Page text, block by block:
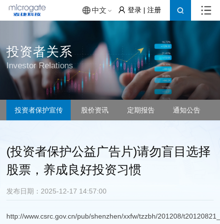
中文 登录| 注册
投资者关系
Investor Relations
投资者保护宣传 股价资讯 定期报告 通知公告
(投资者保护公益广告片)请勿盲目选择
股票，养成良好投资习惯
发布日期：2025-12-17 14:57:00
http://www.csrc.gov.cn/pub/shenzhen/xxfw/tzzbh/201208/